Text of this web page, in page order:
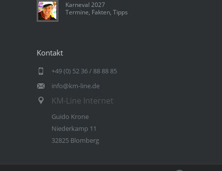
Karneval 2027
Termine, Fakten, Tipps
Kontakt
+49 (0) 52 36 / 88 88 85
info@km-line.de
KM-Line Internet
Guido Krone
Niederkamp 11
32825 Blomberg